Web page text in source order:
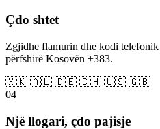
Çdo shtet
Zgjidhe flamurin dhe kodi
përfshirë Kosovën +383.
🇽🇰 🇦🇱 🇩🇪 🇨🇭 🇺🇸 🇬🇧
04
Një llogari, çdo pajisje